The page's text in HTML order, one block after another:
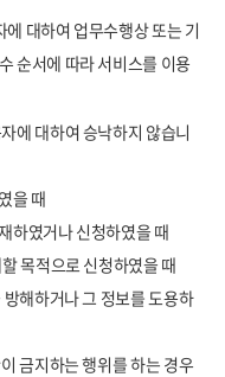
대하여 업무수행상 또는 기
순서에 따라 서비스를 이용
에 대하여 승낙하지 않습니
을 때
하였거나 신청하였을 때
목적으로 신청하였을 때
해하거나 그 정보를 도용하
금지하는 행위를 하는 경우